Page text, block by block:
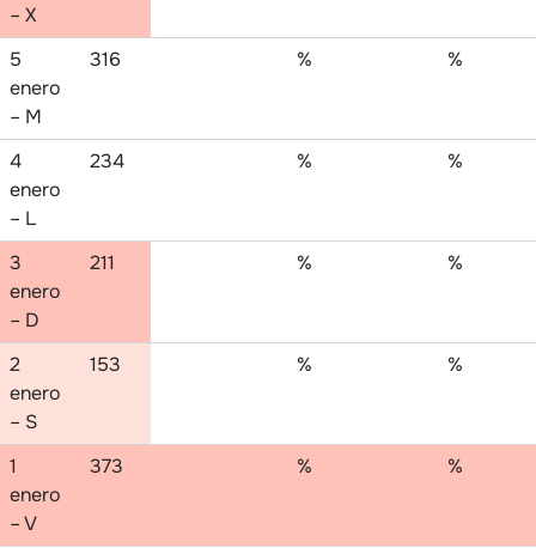
– X
5
enero
– M
316 % %
4
enero
– L
234 % %
3
enero
– D
211 % %
2
enero
– S
153 % %
1
enero
– V
373 % %